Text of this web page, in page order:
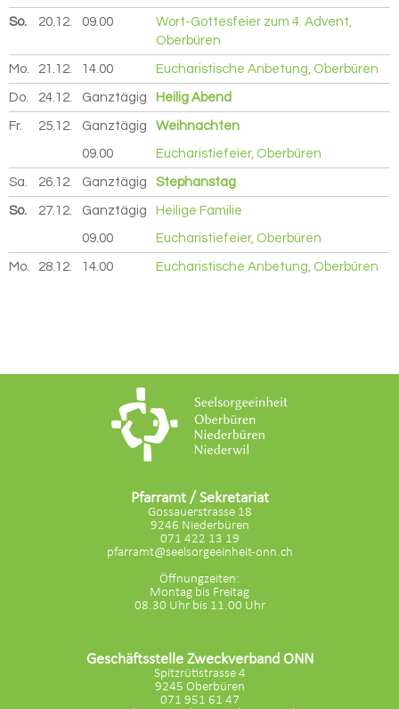
So. 20.12. 2026
09.00
Wort-Gottesfeier zum 4. Advent,
Oberbüren
Mo. 21.12. 2026
14.00 Eucharistische Anbetung, Oberbüren
Do. 24.12. 2026
Ganztägig Heilig Abend
Fr. 25.12. 2026
Ganztägig Weihnachten
09.00 Eucharistiefeier, Oberbüren
Sa. 26.12. 2026
Ganztägig Stephanstag
So. 27.12. 2026
Ganztägig Heilige Familie
09.00 Eucharistiefeier, Oberbüren
Mo. 28.12. 2026
14.00 Eucharistische Anbetung, Oberbüren
Pfarramt / Sekretariat
Gossauerstrasse 18
9246 Niederbüren
071 422 13 19
pfarramt@seelsorgeeinheit-onn.ch
Öffnungzeiten:
Montag bis Freitag
08.30 Uhr bis 11.00 Uhr
Geschäftsstelle Zweckverband ONN
Spitzrütistrasse 4
9245 Oberbüren
071 951 61 47